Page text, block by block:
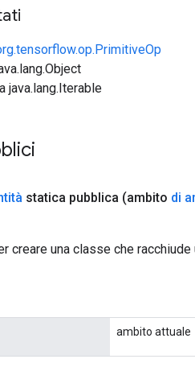
java.lang.Iterable
statica pubblica (ambito di
creare una classe che
ambito attuale